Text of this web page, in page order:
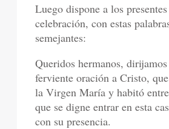
Luego dispone a los
celebración, con estas
semejantes:
Queridos hermanos,
ferviente oración a Cristo,
la Virgen María y habitó
que se digne entrar en esta
con su presencia.